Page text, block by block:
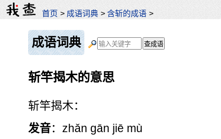
首页 > 成语词典 >含斩的成语 >
成语词典
斩竿揭木的意思
斩竿揭木：
发音：zhǎn gān jiē mù